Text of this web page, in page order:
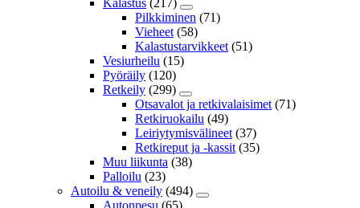
Kalastus (217)
Pilkkiminen (71)
Vieheet (58)
Kalastustarvikkeet (51)
Vesiurheilu (15)
Pyöräily (120)
Retkeily (299)
Otsavalot ja retkivalaisimet (71)
Retkiruokailu (49)
Leiriytymisvälineet (37)
Retkireput ja -kassit (35)
Muu liikunta (38)
Palloilu (23)
Autoilu & veneily (494)